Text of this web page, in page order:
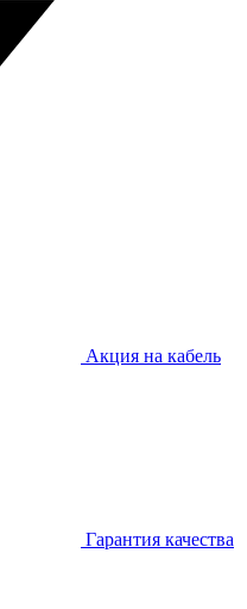
Акция на кабель
Гарантия качества